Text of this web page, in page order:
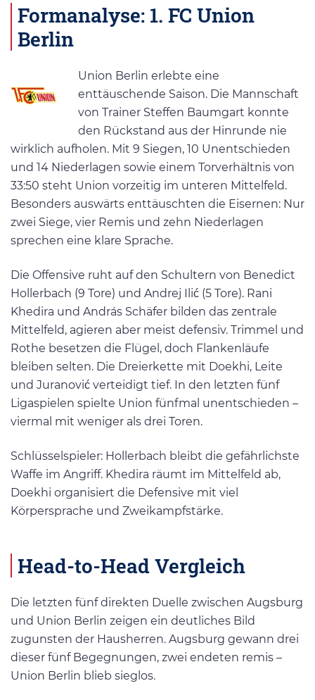
Formanalyse: 1. FC Union
Berlin
Union Berlin erlebte eine
enttäuschende Saison. Die Mannschaft
von Trainer Steffen Baumgart konnte
den Rückstand aus der Hinrunde nie
wirklich aufholen. Mit 9 Siegen, 10 Unentschieden
und 14 Niederlagen sowie einem Torverhältnis von
33:50 steht Union vorzeitig im unteren Mittelfeld.
Besonders auswärts enttäuschten die Eisernen: Nur
zwei Siege, vier Remis und zehn Niederlagen
sprechen eine klare Sprache.
Die Offensive ruht auf den Schultern von Benedict
Hollerbach (9 Tore) und Andrej Ilić (5 Tore). Rani
Khedira und András Schäfer bilden das zentrale
Mittelfeld, agieren aber meist defensiv. Trimmel und
Rothe besetzen die Flügel, doch Flankenläufe
bleiben selten. Die Dreierkette mit Doekhi, Leite
und Juranović verteidigt tief. In den letzten fünf
Ligaspielen spielte Union fünfmal unentschieden –
viermal mit weniger als drei Toren.
Schlüsselspieler: Hollerbach bleibt die gefährlichste
Waffe im Angriff. Khedira räumt im Mittelfeld ab,
Doekhi organisiert die Defensive mit viel
Körpersprache und Zweikampfstärke.
Head-to-Head Vergleich
Die letzten fünf direkten Duelle zwischen Augsburg
und Union Berlin zeigen ein deutliches Bild
zugunsten der Hausherren. Augsburg gewann drei
dieser fünf Begegnungen, zwei endeten remis –
Union Berlin blieb sieglos.